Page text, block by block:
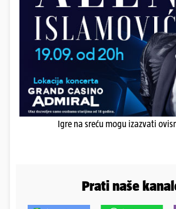
Igre na sreću mogu izazvati
Prati naše